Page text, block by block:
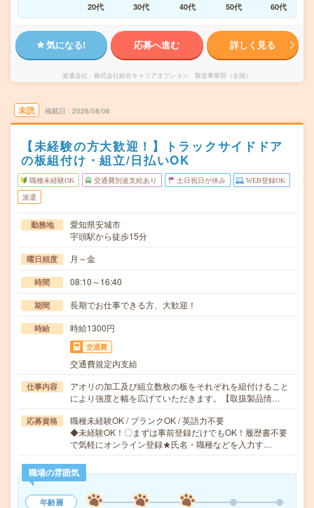
20代
30代 40代 50代 60代
気になる! 応募へ進む 詳しく見る
派遣会社 株式会社綜合キャリアオプション 製造事業部（全国）
未読 掲載日 2026/08/06
【未経験の方大歓迎！】トラックサイドドア
の板組付け・組立/日払いOK
職種未経験OK 交通費別途支給あり 土日祝日が休み WEB登録OK
派遣
勤務地
愛知県安城市
宇頭駅から徒歩15分
曜日頻度 月～金
時間 08:10～16:40
期間 長期でお仕事できる方、大歓迎！
時給 時給1300円
交通費
交通費規定内支給
仕事内容
アオリの加工及び組立数枚の板をそれぞれを組付けること
により強度と幅を広げていただきます。【取扱製品情…
応募資格
職種未経験OK / ブランクOK / 英語力不要
◆未経験OK！〇まずは事前登録だけでもOK！履歴書不要
で気軽にオンライン登録★氏名・職種などを入力す…
職場の雰囲気
年齢層